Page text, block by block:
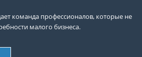
команда профессионалов, которые не
малого бизнеса.